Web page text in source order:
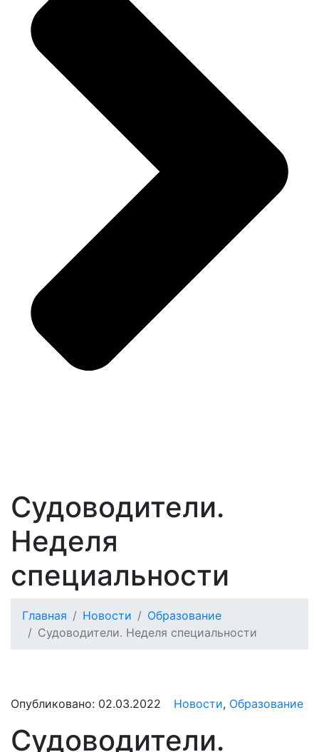
Судоводители.
Неделя
специальности
Главная Новости
Образование
Судоводители. Неделя специальности
Опубликовано: 02.03.2022 Новости, Образование
Судоводители.